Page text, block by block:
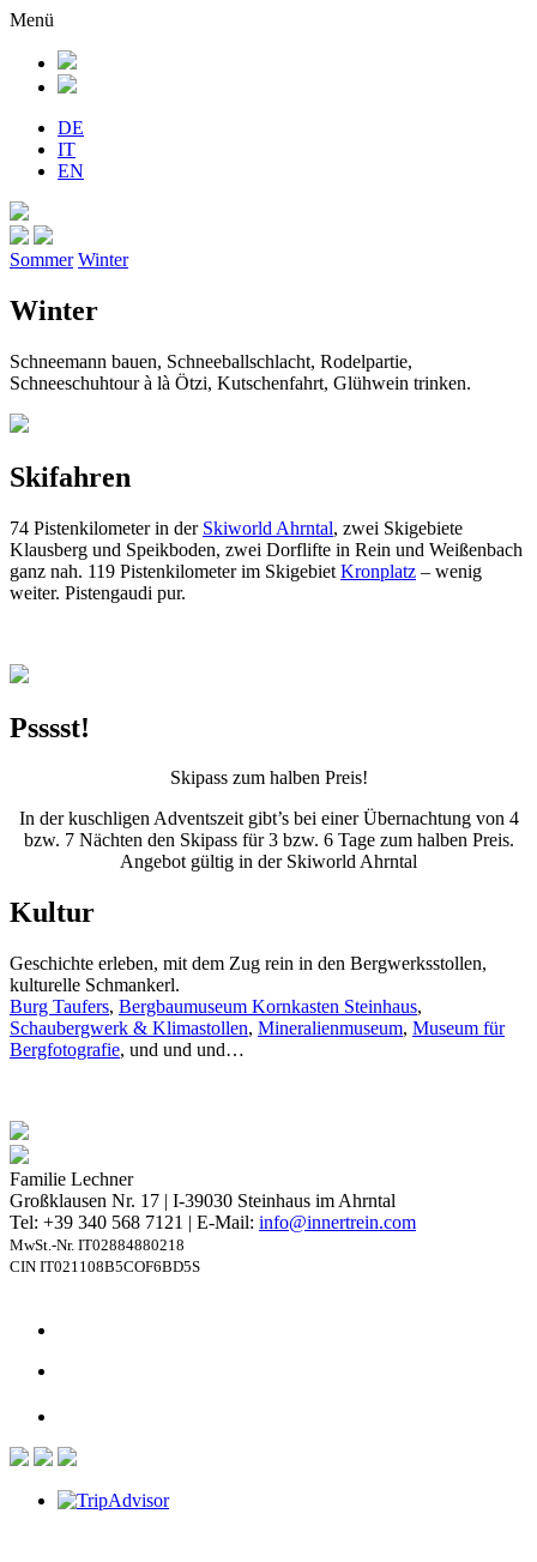
Menü
DE
IT
EN
Sommer Winter
Winter
Schneemann bauen, Schneeballschlacht, Rodelpartie,
Schneeschuhtour à là Ötzi, Kutschenfahrt, Glühwein trinken.
Skifahren
74 Pistenkilometer in der Skiworld Ahrntal, zwei Skigebiete
Klausberg und Speikboden, zwei Dorflifte in Rein und Weißenbach
ganz nah. 119 Pistenkilometer im Skigebiet Kronplatz – wenig
weiter. Pistengaudi pur.
Psssst!
Skipass zum halben Preis!
In der kuschligen Adventszeit gibt’s bei einer Übernachtung von 4
bzw. 7 Nächten den Skipass für 3 bzw. 6 Tage zum halben Preis.
Angebot gültig in der Skiworld Ahrntal
Kultur
Geschichte erleben, mit dem Zug rein in den Bergwerksstollen,
kulturelle Schmankerl.
Burg Taufers, Bergbaumuseum Kornkasten Steinhaus,
Schaubergwerk & Klimastollen, Mineralienmuseum, Museum für
Bergfotografie, und und und…
Familie Lechner
Großklausen Nr. 17 | I-39030 Steinhaus im Ahrntal
Tel: +39 340 568 7121 | E-Mail: info@innertrein.com
MwSt.-Nr. IT02884880218
CIN IT021108B5COF6BD5S